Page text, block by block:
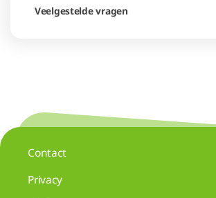
Veelgestelde vragen
Contact
Privacy